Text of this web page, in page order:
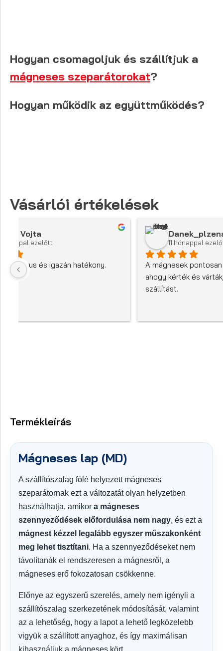
Hogyan csomagoljuk és szállítjuk a
mágneses szeparátorokat?
Hogyan működik az együttműködés?
Vásárlói értékelések
Danek_plzenak
A mágnesek pontosan úgy működnek,
ahogy kérték és várták, köszönöm a gyors
A
Termékleírás
Mágneses lap (MD)
A szállítószalag fölé helyezett mágneses
szeparátornak ezt a változatát olyan helyzetben
használhatja, amikor a mágneses
szennyeződések előfordulása nem nagy, és ezt a
mágnest kézzel legalább egyszer műszakonként
meg lehet tisztítani. Ha a szennyeződéseket nem
távolítanák el rendszeresen a mágnesről, a
mágneses erő fokozatosan csökkenne.
Előnye az egyszerű szerelés, amely nem igényli a
szállítószalag szerkezetének módosítását, valamint
az a lehetőség, hogy a lapot a lehető legközelebb
vigyük a szállított anyaghoz, és így maximálisan
kihasználjuk a mágneses kört.